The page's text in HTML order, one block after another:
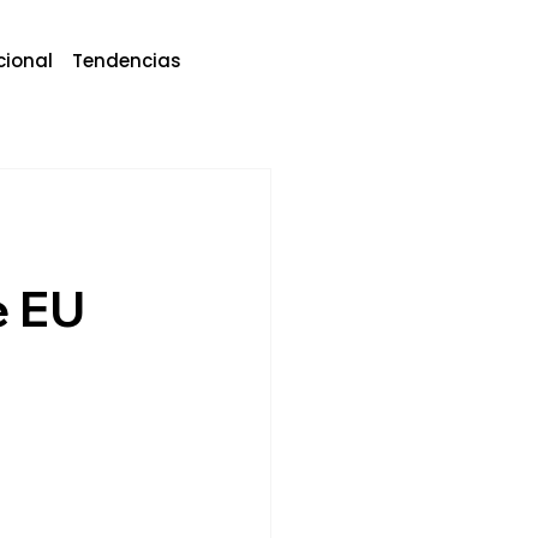
Tendencias
EU